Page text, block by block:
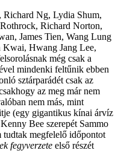
Richard Ng, Lydia Shum,
Richard Norton,
James Tien, Wang Lung
Kwai, Hwang Jang Lee,
még csak a
mindenki feltűnik ebben
sztárparádét csak az
az meg már nem
nem más, mint
(egy gigantikus kínai árvíz
Bee szerepét Sammo
tudtak megfelelő időpontot
fegyverzete első részét